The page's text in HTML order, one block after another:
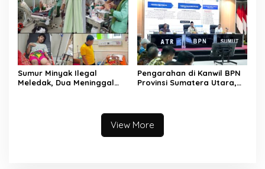
Sumur Minyak Ilegal
Meledak, Dua Meninggal
Pengarahan di Kanwil BPN
Provinsi Sumatera Utara,
Masyarakat
View More